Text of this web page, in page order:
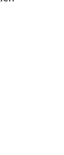
tarafımıza